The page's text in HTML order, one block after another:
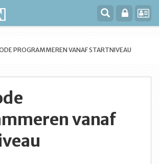
PROGRAMMEREN VANAF STARTNIVEAU
vanaf